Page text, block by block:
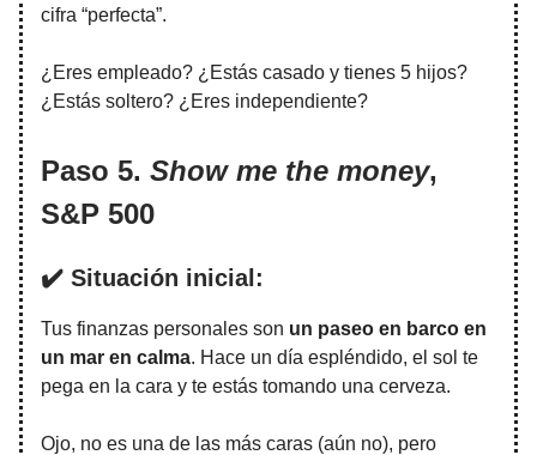
cifra “perfecta”.
¿Eres empleado? ¿Estás casado y tienes 5 hijos?
¿Estás soltero? ¿Eres independiente?
Paso 5. Show me the money,
S&P 500
✔️ Situación inicial:
Tus finanzas personales son un paseo en barco en
un mar en calma. Hace un día espléndido, el sol te
pega en la cara y te estás tomando una cerveza.
Ojo, no es una de las más caras (aún no), pero